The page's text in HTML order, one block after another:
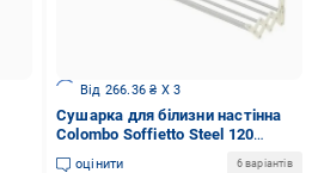
Від 266.36 ₴ X 3
Сушарка для білизни настінна
Colombo Soffietto Steel 120
(SF120)
оцінити 6 варіантів